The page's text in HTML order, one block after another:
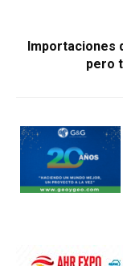
Importaciones
pero